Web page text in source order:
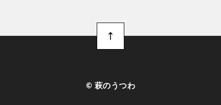
©︎ 萩のうつわ